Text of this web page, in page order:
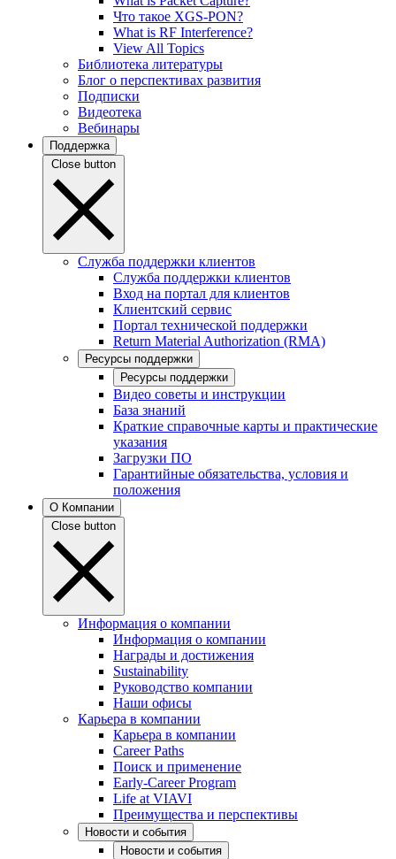
Что такое XGS-PON?
What is RF Interference?
View All Topics
Библиотека литературы
Блог о перспективах развития
Подписки
Видеотека
Вебинары
Поддержка
Close button
Служба поддержки клиентов
Служба поддержки клиентов
Вход на портал для клиентов
Клиентский сервис
Портал технической поддержки
Return Material Authorization (RMA)
Ресурсы поддержки
Ресурсы поддержки
Видео советы и инструкции
База знаний
Краткие справочные карты и практические
указания
Загрузки ПО
Гарантийные обязательства, условия и
положения
О Компании
Close button
Информация о компании
Информация о компании
Награды и достижения
Sustainability
Руководство компании
Наши офисы
Карьера в компании
Карьера в компании
Career Paths
Поиск и применение
Early-Career Program
Life at VIAVI
Преимущества и перспективы
Новости и события
Новости и события